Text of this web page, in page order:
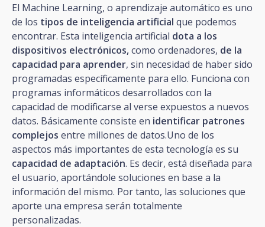
El Machine Learning, o aprendizaje automático es uno
de los tipos de inteligencia artificial que podemos
encontrar. Esta inteligencia artificial dota a los
dispositivos electrónicos,como ordenadores, de la
capacidad para aprender, sin necesidad de haber sido
programadas específicamente para ello. Funciona con
programas informáticos desarrollados con la
capacidad de modificarse al verse expuestos a nuevos
datos. Básicamente consiste en identificar patrones
complejos entre millones de datos.Uno de los
aspectos más importantes de esta tecnología es su
capacidad de adaptación. Es decir, está diseñada para
el usuario, aportándole soluciones en base a la
información del mismo. Por tanto, las soluciones que
aporte una empresa serán totalmente
personalizadas.